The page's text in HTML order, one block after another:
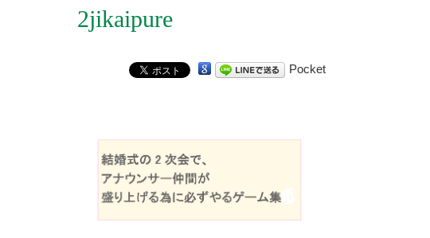
2jikaipure
Pocket